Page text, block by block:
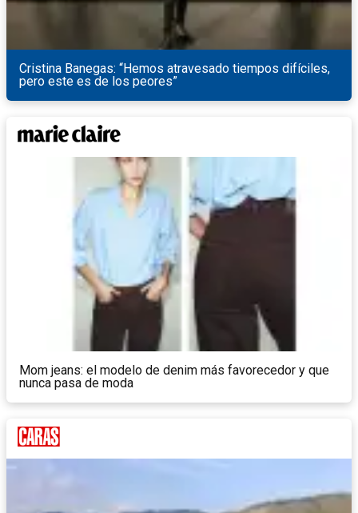
Cristina Banegas: “Hemos atravesado tiempos difíciles,
pero este es de los peores”
Mom jeans: el modelo de denim más favorecedor y que
nunca pasa de moda